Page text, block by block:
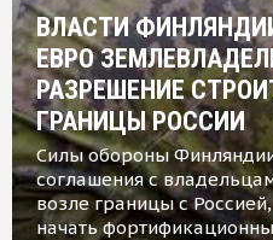
ВЛАСТИ
ЕВРО
РАЗРЕШЕНИЕ
ГРАНИЦЫ РОССИИ
Силы обороны
соглашения с
возле границы с
начать